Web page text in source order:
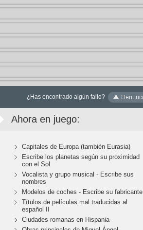
¿Has encontrado algún fallo?
Ahora en juego:
Capitales de Europa (también Eurasia)
Escribe los planetas según su proximidad
con el Sol
Vocalista y grupo musical - Escribe sus
nombres
Modelos de coches - Escribe su fabricante
Títulos de películas mal traducidas al
español II
Ciudades romanas en Hispania